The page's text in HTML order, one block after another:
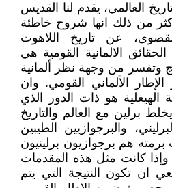
العالمي، يقدم لنا القديس
من ذلك انها شروح خاطئة
عن تاريخ اللاهوت
الالمانية القومية هي
وتفسر من وجهة نظر ألمانية
الإطار الألماني القومي. وان
الهيغلية هو ذات الدور الذي
برلين مع العالم والتاريخ
والبرجوازيين الطيبين
برمته هم برجوازيون برلينيون
كانت مثل هذه المقدمات
ان تكون النتيجة التي يتم